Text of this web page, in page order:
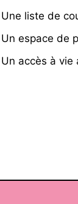
Une liste de
Un espace de
Un accès à vie